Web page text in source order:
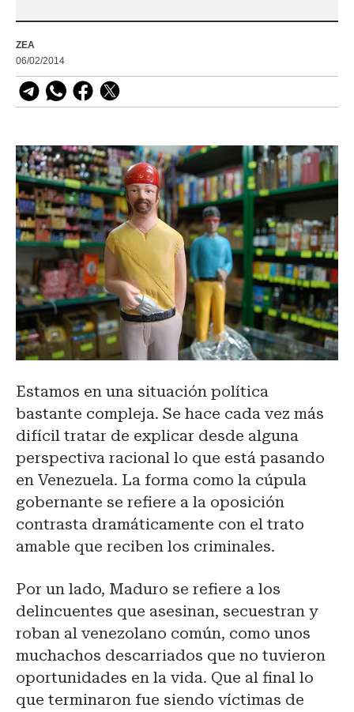
ZEA
06/02/2014
Estamos en una situación política
bastante compleja. Se hace cada vez más
difícil tratar de explicar desde alguna
perspectiva racional lo que está pasando
en Venezuela. La forma como la cúpula
gobernante se refiere a la oposición
contrasta dramáticamente con el trato
amable que reciben los criminales.
Por un lado, Maduro se refiere a los
delincuentes que asesinan, secuestran y
roban al venezolano común, como unos
muchachos descarriados que no tuvieron
oportunidades en la vida. Que al final lo
que terminaron fue siendo víctimas de